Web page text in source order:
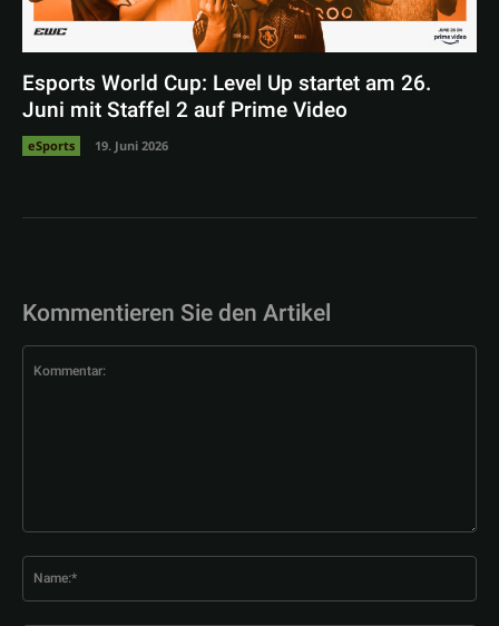
Esports World Cup: Level Up startet am 26.
Juni mit Staffel 2 auf Prime Video
eSports 19. Juni 2026
Kommentieren Sie den Artikel